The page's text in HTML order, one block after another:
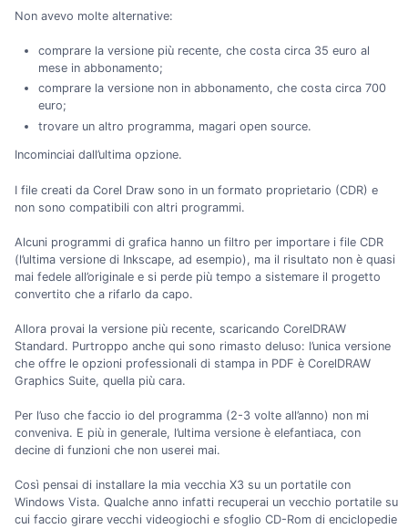
Non avevo molte alternative:
comprare la versione più recente, che costa circa 35 euro al
mese in abbonamento;
comprare la versione non in abbonamento, che costa circa 700
euro;
trovare un altro programma, magari open source.
Incominciai dall’ultima opzione.
I file creati da Corel Draw sono in un formato proprietario (CDR) e
non sono compatibili con altri programmi.
Alcuni programmi di grafica hanno un filtro per importare i file CDR
(l’ultima versione di Inkscape, ad esempio), ma il risultato non è quasi
mai fedele all’originale e si perde più tempo a sistemare il progetto
convertito che a rifarlo da capo.
Allora provai la versione più recente, scaricando CorelDRAW
Standard. Purtroppo anche qui sono rimasto deluso: l’unica versione
che offre le opzioni professionali di stampa in PDF è CorelDRAW
Graphics Suite, quella più cara.
Per l’uso che faccio io del programma (2-3 volte all’anno) non mi
conveniva. E più in generale, l’ultima versione è elefantiaca, con
decine di funzioni che non userei mai.
Così pensai di installare la mia vecchia X3 su un portatile con
Windows Vista. Qualche anno infatti recuperai un vecchio portatile su
cui faccio girare vecchi videogiochi e sfoglio CD-Rom di enciclopedie